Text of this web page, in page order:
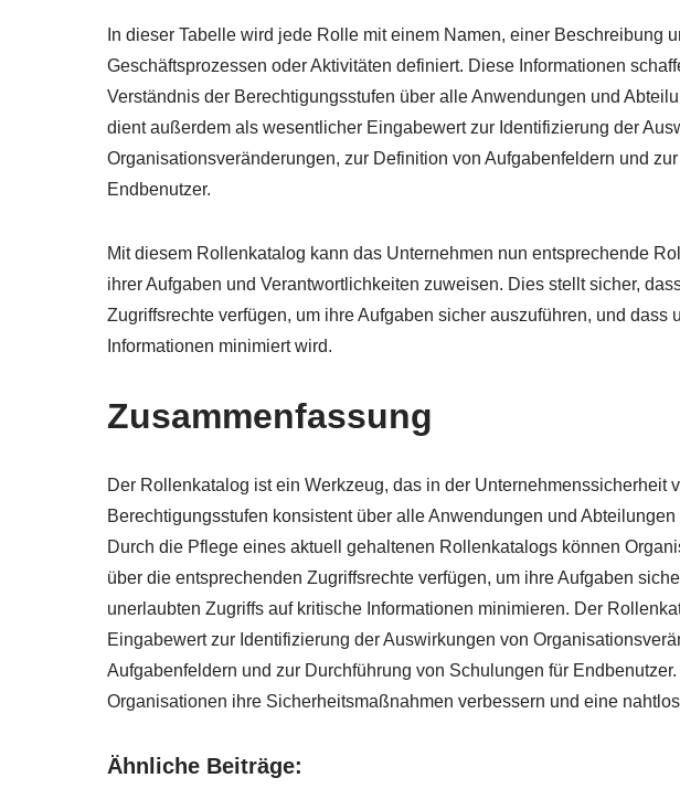
In dieser Tabelle wird jede Rolle mit einem Namen, einer Beschreibung
Geschäftsprozessen oder Aktivitäten definiert. Diese Informationen
Verständnis der Berechtigungsstufen über alle Anwendungen und
dient außerdem als wesentlicher Eingabewert zur Identifizierung der
Organisationsveränderungen, zur Definition von Aufgabenfeldern und
Endbenutzer.
Mit diesem Rollenkatalog kann das Unternehmen nun entsprechende
ihrer Aufgaben und Verantwortlichkeiten zuweisen. Dies stellt sicher,
Zugriffsrechte verfügen, um ihre Aufgaben sicher auszuführen, und dass
Informationen minimiert wird.
Zusammenfassung
Der Rollenkatalog ist ein Werkzeug, das in der Unternehmenssicherheit
Berechtigungsstufen konsistent über alle Anwendungen und
Durch die Pflege eines aktuell gehaltenen Rollenkatalogs können
über die entsprechenden Zugriffsrechte verfügen, um ihre Aufgaben
unerlaubten Zugriffs auf kritische Informationen minimieren. Der
Eingabewert zur Identifizierung der Auswirkungen von
Aufgabenfeldern und zur Durchführung von Schulungen für
Organisationen ihre Sicherheitsmaßnahmen verbessern und eine
Ähnliche Beiträge: